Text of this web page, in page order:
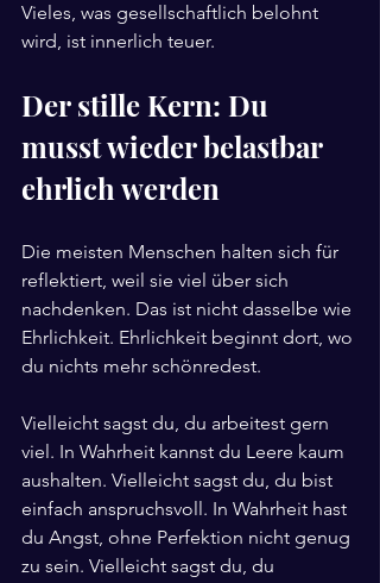
Vieles, was gesellschaftlich belohnt
wird, ist innerlich teuer.
Der stille Kern: Du
musst wieder belastbar
ehrlich werden
Die meisten Menschen halten sich für
reflektiert, weil sie viel über sich
nachdenken. Das ist nicht dasselbe wie
Ehrlichkeit. Ehrlichkeit beginnt dort, wo
du nichts mehr schönredest.
Vielleicht sagst du, du arbeitest gern
viel. In Wahrheit kannst du Leere kaum
aushalten. Vielleicht sagst du, du bist
einfach anspruchsvoll. In Wahrheit hast
du Angst, ohne Perfektion nicht genug
zu sein. Vielleicht sagst du, du